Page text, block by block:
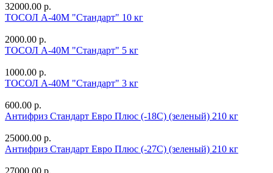
32000.00 р.
ТОСОЛ А-40М "Стандарт" 10 кг
2000.00 р.
ТОСОЛ А-40М "Стандарт" 5 кг
1000.00 р.
ТОСОЛ А-40М "Стандарт" 3 кг
600.00 р.
Антифриз Стандарт Евро Плюс (-18С) (зеленый) 210 кг
25000.00 р.
Антифриз Стандарт Евро Плюс (-27С) (зеленый) 210 кг
27000.00 р.